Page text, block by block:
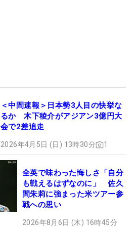
＜中間速報＞日本勢3人目の快挙な
るか 木下稜介がアジアン3億円大
会で2差追走
2026年4月5日 (日) 13時30分 1
全英で味わった悔しさ「自分
も戦えるはずなのに」 佐久
間朱莉に強まった米ツアー参
戦への思い
2026年8月6日 (木) 16時45分